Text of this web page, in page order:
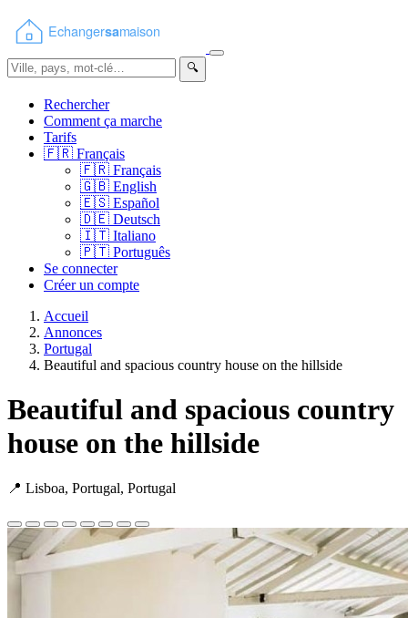
🔍
Rechercher
Comment ça marche
Tarifs
🇫🇷 Français
🇫🇷 Français
🇬🇧 English
🇪🇸 Español
🇩🇪 Deutsch
🇮🇹 Italiano
🇵🇹 Português
Se connecter
Créer un compte
Accueil
Annonces
Portugal
Beautiful and spacious country house on the hillside
Beautiful and spacious country
house on the hillside
📍 Lisboa, Portugal, Portugal